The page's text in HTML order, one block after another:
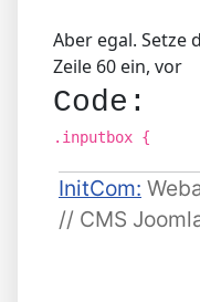
Aber egal. Setze
Zeile 60 ein, vor
Code:
.inputbox {
InitCom:
// CMS